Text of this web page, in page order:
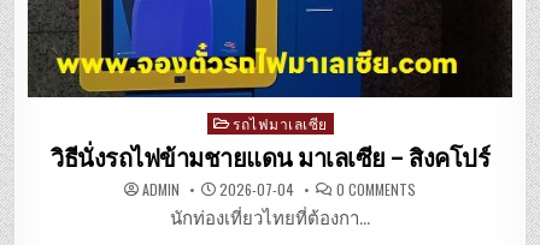
Posted
in
รถไฟมาเลเซีย
วิธีนั่งรถไฟข้ามชายแดน มาเลเซีย – สิงคโปร์
ADMIN 2026-07-04 0 COMMENTS
นักท่องเที่ยวไทยที่ต้องกา...